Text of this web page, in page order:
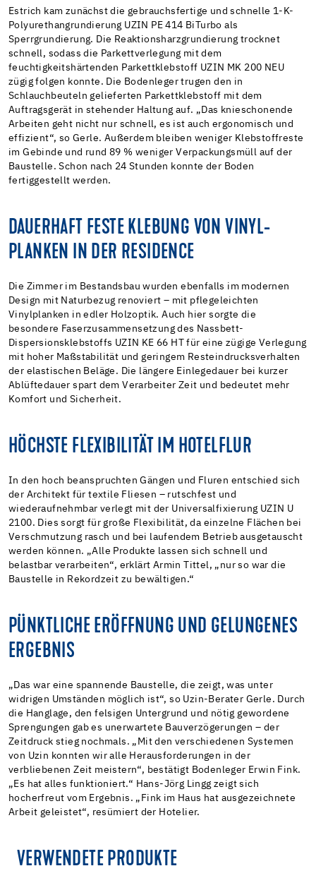
Estrich kam zunächst die gebrauchsfertige und schnelle 1-K-
Polyurethangrundierung UZIN PE 414 BiTurbo als
Sperrgrundierung. Die Reaktionsharzgrundierung trocknet
schnell, sodass die Parkettverlegung mit dem
feuchtigkeitshärtenden Parkettklebstoff UZIN MK 200 NEU
zügig folgen konnte. Die Bodenleger trugen den in
Schlauchbeuteln gelieferten Parkettklebstoff mit dem
Auftragsgerät in stehender Haltung auf. „Das knieschonende
Arbeiten geht nicht nur schnell, es ist auch ergonomisch und
effizient“, so Gerle. Außerdem bleiben weniger Klebstoffreste
im Gebinde und rund 89 % weniger Verpackungsmüll auf der
Baustelle. Schon nach 24 Stunden konnte der Boden
fertiggestellt werden.
DAUERHAFT FESTE KLEBUNG VON VINYL-
PLANKEN IN DER RESIDENCE
Die Zimmer im Bestandsbau wurden ebenfalls im modernen
Design mit Naturbezug renoviert – mit pflegeleichten
Vinylplanken in edler Holzoptik. Auch hier sorgte die
besondere Faserzusammensetzung des Nassbett-
Dispersionsklebstoffs UZIN KE 66 HT für eine zügige Verlegung
mit hoher Maßstabilität und geringem Resteindrucksverhalten
der elastischen Beläge. Die längere Einlegedauer bei kurzer
Ablüftedauer spart dem Verarbeiter Zeit und bedeutet mehr
Komfort und Sicherheit.
HÖCHSTE FLEXIBILITÄT IM HOTELFLUR
In den hoch beanspruchten Gängen und Fluren entschied sich
der Architekt für textile Fliesen – rutschfest und
wiederaufnehmbar verlegt mit der Universalfixierung UZIN U
2100. Dies sorgt für große Flexibilität, da einzelne Flächen bei
Verschmutzung rasch und bei laufendem Betrieb ausgetauscht
werden können. „Alle Produkte lassen sich schnell und
belastbar verarbeiten“, erklärt Armin Tittel, „nur so war die
Baustelle in Rekordzeit zu bewältigen.“
PÜNKTLICHE ERÖFFNUNG UND GELUNGENES
ERGEBNIS
„Das war eine spannende Baustelle, die zeigt, was unter
widrigen Umständen möglich ist“, so Uzin-Berater Gerle. Durch
die Hanglage, den felsigen Untergrund und nötig gewordene
Sprengungen gab es unerwartete Bauverzögerungen – der
Zeitdruck stieg nochmals. „Mit den verschiedenen Systemen
von Uzin konnten wir alle Herausforderungen in der
verbliebenen Zeit meistern“, bestätigt Bodenleger Erwin Fink.
„Es hat alles funktioniert.“ Hans-Jörg Lingg zeigt sich
hocherfreut vom Ergebnis. „Fink im Haus hat ausgezeichnete
Arbeit geleistet“, resümiert der Hotelier.
VERWENDETE PRODUKTE